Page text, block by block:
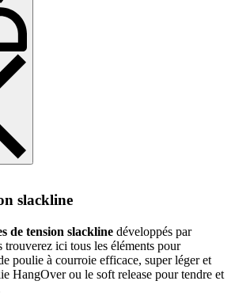
slackline
de tension slackline développés par
ici tous les éléments pour
poulie à courroie efficace, super léger et
HangOver ou le soft release pour tendre et